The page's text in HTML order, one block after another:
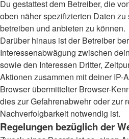
Du gestattest dem Betreiber, die
oben näher spezifizierten Daten
betreiben und anbieten zu können.
Darüber hinaus ist der Betreiber
Interessenabwägung zwischen
sowie den Interessen Dritter,
Aktionen zusammen mit deiner IP-
Browser übermittelter Browser-
dies zur Gefahrenabwehr oder zur
Nachverfolgbarkeit notwendig ist.
Regelungen bezüglich der